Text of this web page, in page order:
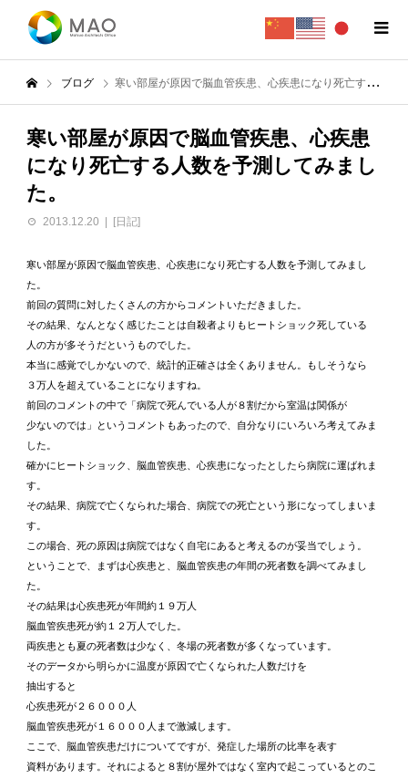
ブログ 寒い部屋が原因で脳血管疾患、心疾患になり死亡する人数を予測してみました。
寒い部屋が原因で脳血管疾患、心疾患
になり死亡する人数を予測してみまし
た。
2013.12.20 [日記]
寒い部屋が原因で脳血管疾患、心疾患になり死亡する人数を予測してみまし
た。
前回の質問に対したくさんの方からコメントいただきました。
その結果、なんとなく感じたことは自殺者よりもヒートショック死している
人の方が多そうだというものでした。
本当に感覚でしかないので、統計的正確さは全くありません。もしそうなら
３万人を超えていることになりますね。
前回のコメントの中で「病院で死んでいる人が８割だから室温は関係が
少ないのでは」というコメントもあったので、自分なりにいろいろ考えてみま
した。
確かにヒートショック、脳血管疾患、心疾患になったとしたら病院に運ばれま
す。
その結果、病院で亡くなられた場合、病院での死亡という形になってしまいま
す。
この場合、死の原因は病院ではなく自宅にあると考えるのが妥当でしょう。
ということで、まずは心疾患と、脳血管疾患の年間の死者数を調べてみまし
た。
その結果は心疾患死が年間約１９万人
脳血管疾患死が約１２万人でした。
両疾患とも夏の死者数は少なく、冬場の死者数が多くなっています。
そのデータから明らかに温度が原因で亡くなられた人数だけを
抽出すると
心疾患死が２６０００人
脳血管疾患死が１６０００人まで激減します。
ここで、脳血管疾患だけについてですが、発症した場所の比率を表す
資料があります。それによると８割が屋外ではなく室内で起こっているとのこ